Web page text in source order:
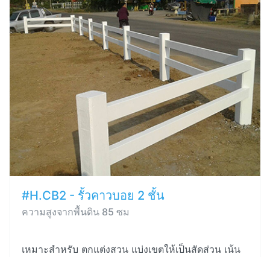
#H.CB2 - รั้วคาวบอย 2 ชั้น
ความสูงจากพื้นดิน 85 ซม
เหมาะสำหรับ ตกแต่งสวน แบ่งเขตให้เป็นสัดส่วน เน้น